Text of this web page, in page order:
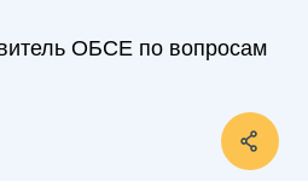
ОБСЕ по вопросам